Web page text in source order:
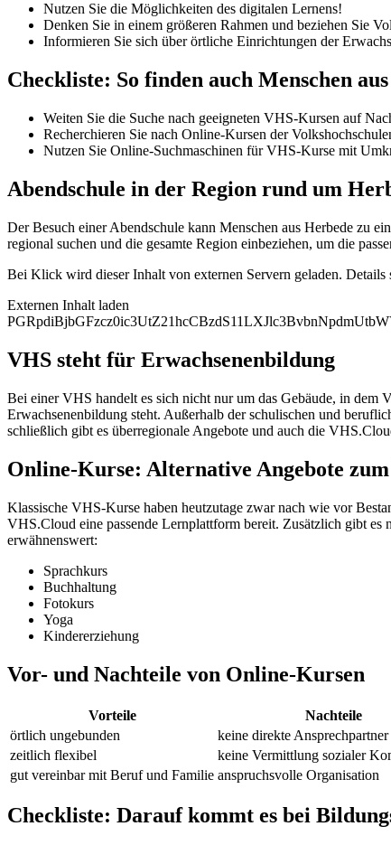
Nutzen Sie die Möglichkeiten des digitalen Lernens!
Denken Sie in einem größeren Rahmen und beziehen Sie
Informieren Sie sich über örtliche Einrichtungen der
Checkliste: So finden auch Menschen
Weiten Sie die Suche nach geeigneten VHS-Kursen auf
Recherchieren Sie nach Online-Kursen der
Nutzen Sie Online-Suchmaschinen für VHS-Kurse mit
Abendschule in der Region rund um
Der Besuch einer Abendschule kann Menschen aus Herbede zu
regional suchen und die gesamte Region einbeziehen, um die
Bei Klick wird dieser Inhalt von externen Servern geladen. Details
Externen Inhalt laden
VHS steht für Erwachsenenbildung
Bei einer VHS handelt es sich nicht nur um das Gebäude, in
Erwachsenenbildung steht. Außerhalb der schulischen und
schließlich gibt es überregionale Angebote und auch die
Online-Kurse: Alternative Angebote
Klassische VHS-Kurse haben heutzutage zwar nach wie vor
VHS.Cloud eine passende Lernplattform bereit. Zusätzlich gibt
erwähnenswert:
Sprachkurs
Buchhaltung
Fotokurs
Yoga
Kindererziehung
Vor- und Nachteile von Online-Kursen
Vorteile
Nachteile
örtlich ungebunden
keine direkte Ansprechpartner
zeitlich flexibel
keine Vermittlung sozialer
gut vereinbar mit Beruf und Familie anspruchsvolle Organisation
Checkliste: Darauf kommt es bei